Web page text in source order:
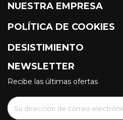
NUESTRA EMPRESA
POLÍTICA DE COOKIES
DESISTIMIENTO
NEWSLETTER
Recibe las últimas ofertas